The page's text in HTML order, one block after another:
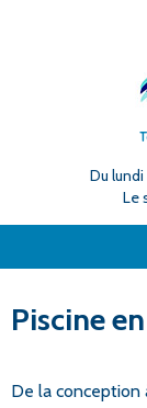
Du lundi
Le
Piscine
De la conception